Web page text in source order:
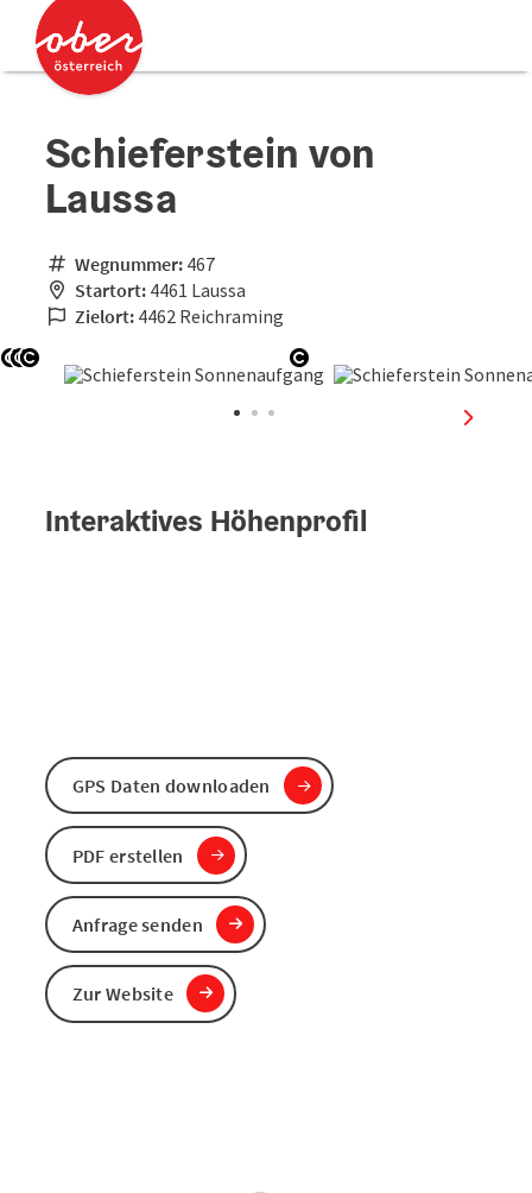
Zum Inhalt
Zum Seitenanfang
Schieferstein von
Laussa
Wegnummer: 467
Startort: 4461 Laussa
Zielort: 4462 Reichraming
Copyright öffnen
Copyright öffnen
Copyright öffnen Copyright öffnen
Interaktives Höhenprofil
GPS Daten downloaden
PDF erstellen
Anfrage senden
Zur Website